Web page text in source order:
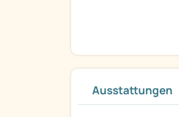
Ausstattungen